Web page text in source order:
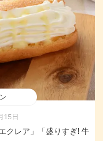
15日
クレア」「盛りすぎ! 牛